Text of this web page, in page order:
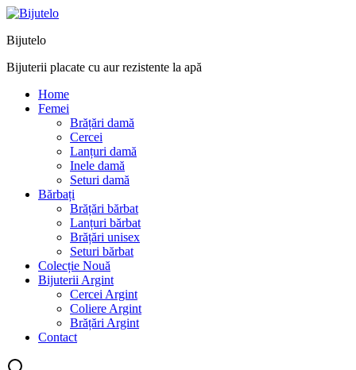
Bijutelo
Bijuterii placate cu aur rezistente la apă
Home
Femei
Brățări damă
Cercei
Lanțuri damă
Inele damă
Seturi damă
Bărbați
Brățări bărbat
Lanțuri bărbat
Brățări unisex
Seturi bărbat
Colecție Nouă
Bijuterii Argint
Cercei Argint
Coliere Argint
Brățări Argint
Contact